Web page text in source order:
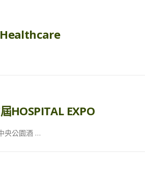
HOSPITAL EXPO
央公園酒 …